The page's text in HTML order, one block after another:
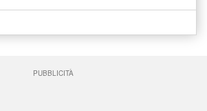
PUBBLICITÀ